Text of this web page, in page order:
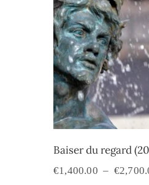
Baiser du regard
€1,400.00 – €